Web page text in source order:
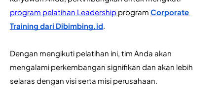
program pelatihan Leadership program Corporate
Training dari Dibimbing.id.
Dengan mengikuti pelatihan ini, tim Anda akan
mengalami perkembangan signifikan dan akan lebih
selaras dengan visi serta misi perusahaan.